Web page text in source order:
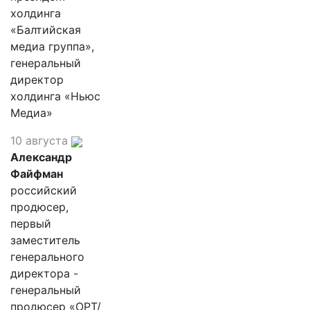
холдинга
«Балтийская
медиа группа»,
генеральный
директор
холдинга «Ньюс
Медиа»
10 августа
Александр
Файфман
российский
продюсер,
первый
заместитель
генерального
директора -
генеральный
продюсер «ОРТ/